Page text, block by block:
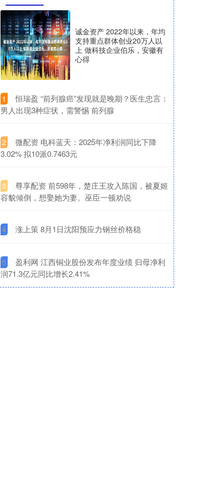
诚金资产 2022年以来，年均
支持重点群体创业20万人以
上 做科技企业伯乐，安徽有
心得
1
​恒瑞盈 “前列腺癌”发现就是晚期？医生忠言：
男人出现3种症状，需警惕 前列腺
2
​微配资 电科蓝天：2025年净利润同比下降
3.02% 拟10派0.7463元
3
​尊享配资 前598年，楚庄王攻入陈国，被夏姬
容貌倾倒，想娶她为妻。巫臣一顿劝说
4 ​涨上策 8月1日沈阳预应力钢丝价格稳
5
​盈利网 江西铜业股份发布年度业绩 归母净利
润71.3亿元同比增长2.41%